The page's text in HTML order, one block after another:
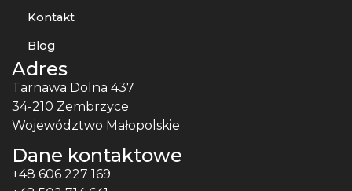
Kontakt
Blog
Adres
Tarnawa Dolna 437
34-210 Zembrzyce
Województwo Małopolskie
Dane kontaktowe
+48 606 227 169